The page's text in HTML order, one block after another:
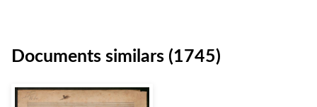
Documents similars (1745)